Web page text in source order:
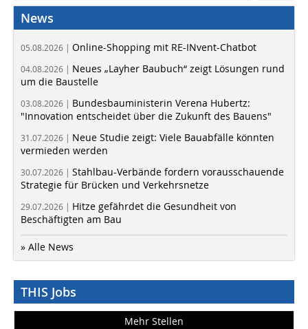
News
05.08.2026 | Online-Shopping mit RE-INvent-Chatbot
04.08.2026 | Neues „Layher Baubuch“ zeigt Lösungen rund
um die Baustelle
03.08.2026 | Bundesbauministerin Verena Hubertz:
"Innovation entscheidet über die Zukunft des Bauens"
31.07.2026 | Neue Studie zeigt: Viele Bauabfälle könnten
vermieden werden
30.07.2026 | Stahlbau-Verbände fordern vorausschauende
Strategie für Brücken und Verkehrsnetze
29.07.2026 | Hitze gefährdet die Gesundheit von
Beschäftigten am Bau
» Alle News
THIS Jobs
Mehr Stellen